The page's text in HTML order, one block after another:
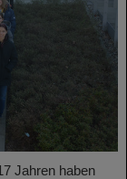
Jahren haben